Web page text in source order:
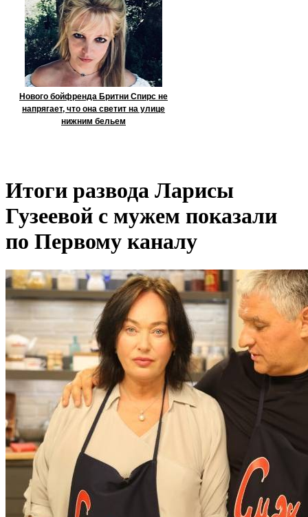
Нового бойфренда Бритни Спирс не
напрягает, что она светит на улице
нижним бельем
Итоги развода Ларисы
Гузеевой с мужем показали
по Первому каналу